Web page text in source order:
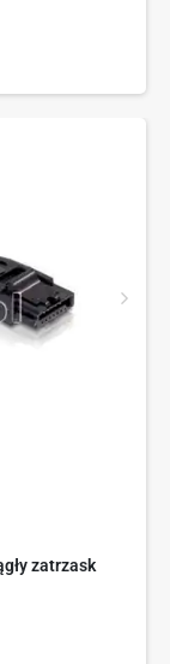
zatrzask